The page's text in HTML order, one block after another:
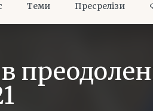
Теми Пресрелізи